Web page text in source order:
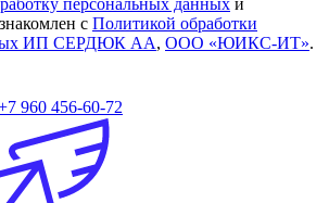
с Политикой обработки
ИП СЕРДЮК АА, ООО «ЮИКС-ИТ».
960 456-60-72